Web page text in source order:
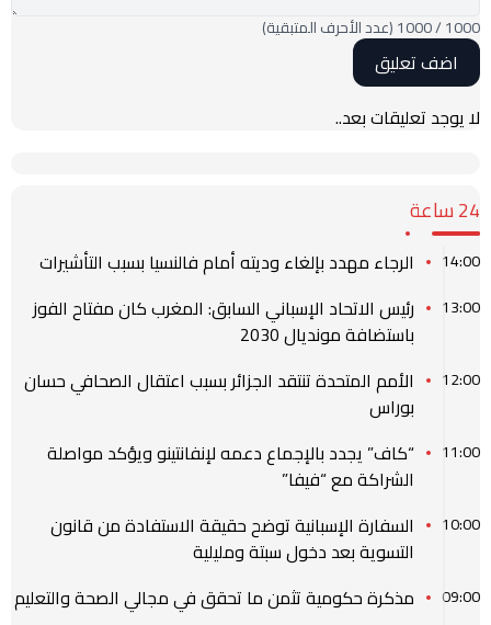
1000
/
1000(عدد الأحرف المتبقية)
لا يوجد تعليقات بعد..
24 ساعة
14:00 الرجاء مهدد بإلغاء وديته أمام فالنسيا بسبب التأشيرات
13:00
رئيس الاتحاد الإسباني السابق: المغرب كان مفتاح الفوز
باستضافة مونديال 2030
12:00
الأمم المتحدة تنتقد الجزائر بسبب اعتقال الصحافي حسان
بوراس
11:00
“كاف” يجدد بالإجماع دعمه لإنفانتينو ويؤكد مواصلة
الشراكة مع “فيفا”
10:00
السفارة الإسبانية توضح حقيقة الاستفادة من قانون
التسوية بعد دخول سبتة ومليلية
09:00 مذكرة حكومية تثمن ما تحقق في مجالي الصحة والتعليم